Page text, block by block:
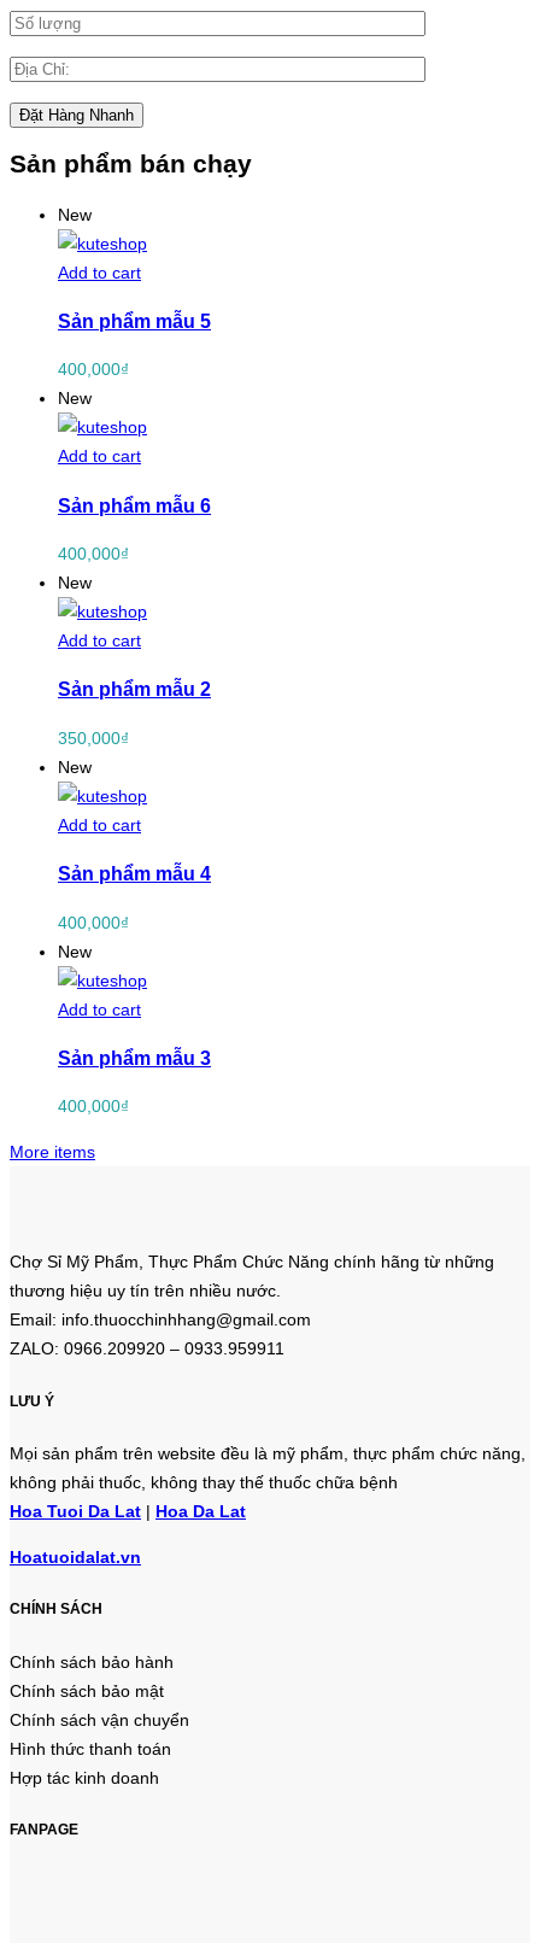
Sản phẩm bán chạy
New
Add to cart
Sản phẩm mẫu 5
400,000₫
New
Add to cart
Sản phẩm mẫu 6
400,000₫
New
Add to cart
Sản phẩm mẫu 2
350,000₫
New
Add to cart
Sản phẩm mẫu 4
400,000₫
New
Add to cart
Sản phẩm mẫu 3
400,000₫
More items
Chợ Sỉ Mỹ Phẩm, Thực Phẩm Chức Năng chính hãng từ những
thương hiệu uy tín trên nhiều nước.
Email: info.thuocchinhhang@gmail.com
ZALO: 0966.209920 – 0933.959911
LƯU Ý
Mọi sản phẩm trên website đều là mỹ phẩm, thực phẩm chức năng,
không phải thuốc, không thay thế thuốc chữa bệnh
Hoa Tuoi Da Lat | Hoa Da Lat
Hoatuoidalat.vn
CHÍNH SÁCH
Chính sách bảo hành
Chính sách bảo mật
Chính sách vận chuyển
Hình thức thanh toán
Hợp tác kinh doanh
FANPAGE